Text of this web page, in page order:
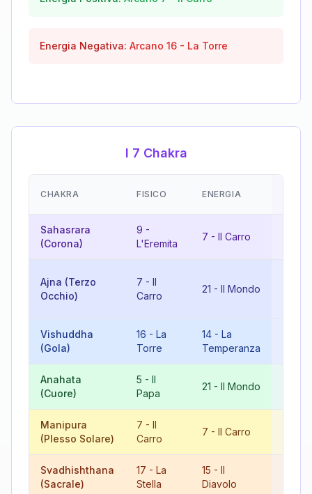
Energia Negativa: Arcano 16 - La Torre
I 7 Chakra
CHAKRA FISICO ENERGIA
Sahasrara
(Corona)
9 -
L'Eremita
7 - Il Carro
Ajna (Terzo
Occhio)
7 - Il
Carro
21 - Il Mondo
Vishuddha
(Gola)
16 - La
Torre
14 - La
Temperanza
Anahata
(Cuore)
5 - Il
Papa
21 - Il Mondo
Manipura
(Plesso Solare)
7 - Il
Carro
7 - Il Carro
Svadhishthana
(Sacrale)
17 - La
Stella
15 - Il
Diavolo